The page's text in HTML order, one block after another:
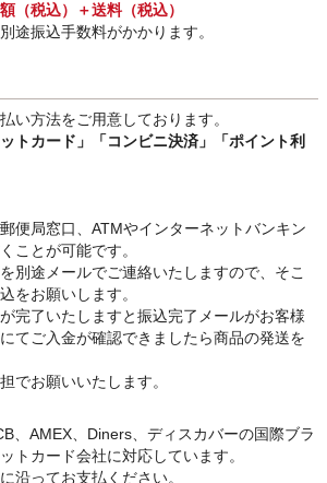
（税込）＋送料（税込）
途振込手数料がかかります。
い方法をご用意しております。
ットカード」「コンビニ決済」「ポイント利
便局窓口、ATMやインターネットバンキン
ことが可能です。
別途メールでご連絡いたしますので、そこ
をお願いします。
完了いたしますと振込完了メールがお客様
てご入金が確認できましたら商品の発送を
でお願いいたします。
、AMEX、Diners、ディスカバーの国際ブラ
トカード会社に対応しています。
沿ってお支払ください。